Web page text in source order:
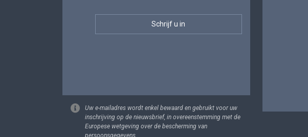
Uw e-mailadres wordt enkel bewaard en gebruikt voor uw
inschrijving op de nieuwsbrief, in overeenstemming met de
Europese wetgeving over de bescherming van
persoonsgegevens.